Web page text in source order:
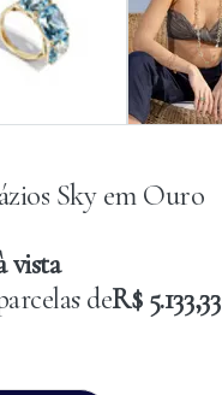
Sky em Ouro
vista
deR$ 5.133,33